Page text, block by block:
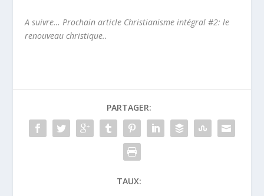
A suivre… Prochain article Christianisme intégral #2: le
renouveau christique..
PARTAGER:
TAUX: